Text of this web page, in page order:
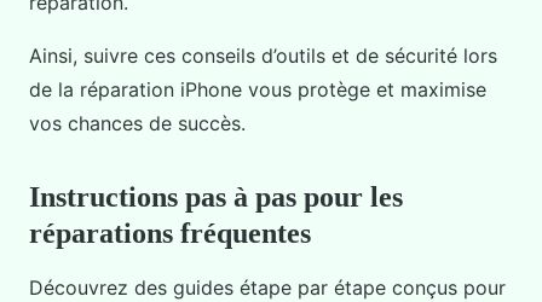
Ainsi, suivre ces conseils d’outils et de sécurité lors
de la réparation iPhone vous protège et maximise
vos chances de succès.
Instructions pas à pas pour les
réparations fréquentes
Découvrez des guides étape par étape conçus pour